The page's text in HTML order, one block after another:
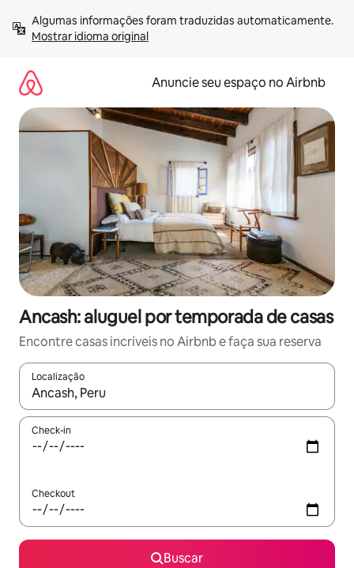
para
Mostrar idioma original
Anuncie seu espaço no Airbnb
Ancash: aluguel por temporada de casas
Encontre casas incríveis no Airbnb e faça sua reserva
Localização
Quando os resultados estiverem disponíveis, explore-os
Check-in
Checkout
Buscar